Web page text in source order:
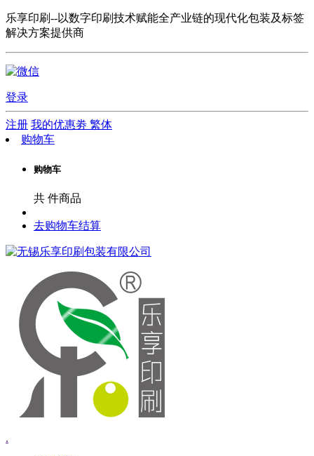
乐享印刷--以数字印刷技术赋能全产业链的现代化包装及标签
解决方案提供商
登录
注册 我的优惠劵 繁体
购物车
购物车
共 件商品
去购物车结算
.